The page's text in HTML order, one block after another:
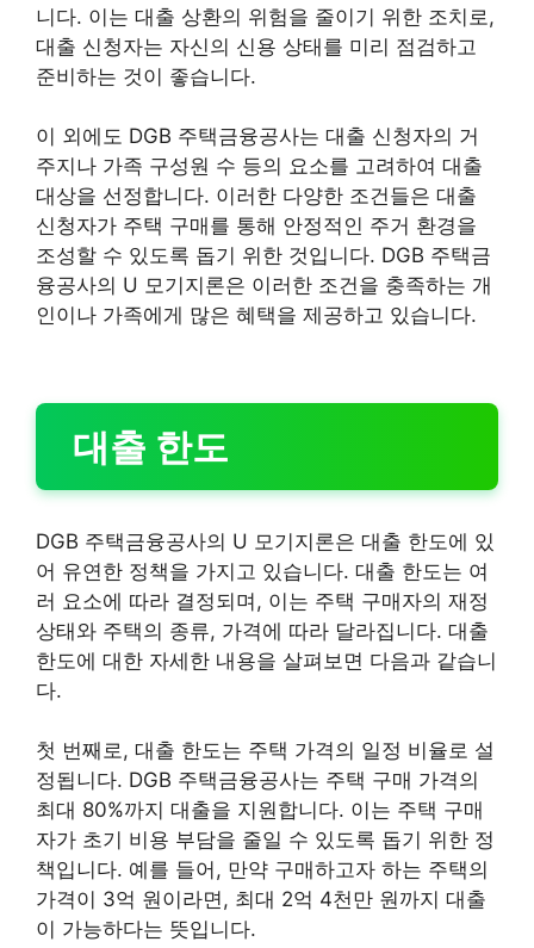
니다. 이는 대출 상환의 위험을 줄이기 위한 조치로,
대출 신청자는 자신의 신용 상태를 미리 점검하고
준비하는 것이 좋습니다.
이 외에도 DGB 주택금융공사는 대출 신청자의 거
주지나 가족 구성원 수 등의 요소를 고려하여 대출
대상을 선정합니다. 이러한 다양한 조건들은 대출
신청자가 주택 구매를 통해 안정적인 주거 환경을
조성할 수 있도록 돕기 위한 것입니다. DGB 주택금
융공사의 U 모기지론은 이러한 조건을 충족하는 개
인이나 가족에게 많은 혜택을 제공하고 있습니다.
대출 한도
DGB 주택금융공사의 U 모기지론은 대출 한도에 있
어 유연한 정책을 가지고 있습니다. 대출 한도는 여
러 요소에 따라 결정되며, 이는 주택 구매자의 재정
상태와 주택의 종류, 가격에 따라 달라집니다. 대출
한도에 대한 자세한 내용을 살펴보면 다음과 같습니
다.
첫 번째로, 대출 한도는 주택 가격의 일정 비율로 설
정됩니다. DGB 주택금융공사는 주택 구매 가격의
최대 80%까지 대출을 지원합니다. 이는 주택 구매
자가 초기 비용 부담을 줄일 수 있도록 돕기 위한 정
책입니다. 예를 들어, 만약 구매하고자 하는 주택의
가격이 3억 원이라면, 최대 2억 4천만 원까지 대출
이 가능하다는 뜻입니다.